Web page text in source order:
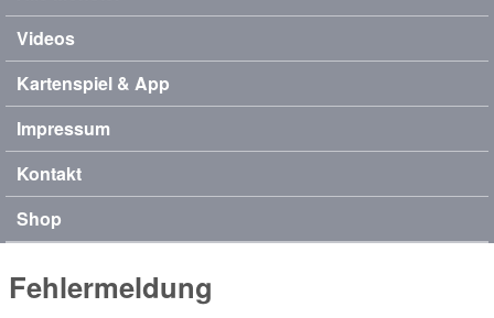
Videos
Kartenspiel & App
Impressum
Kontakt
Shop
Fehlermeldung